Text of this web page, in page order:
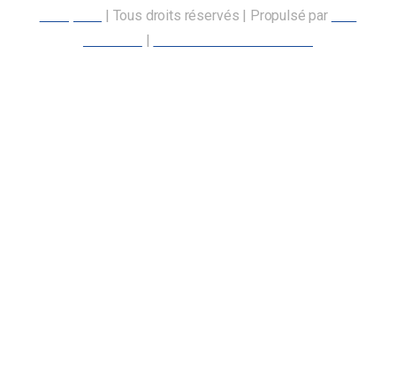
| Tous droits réservés | Propulsé par
|